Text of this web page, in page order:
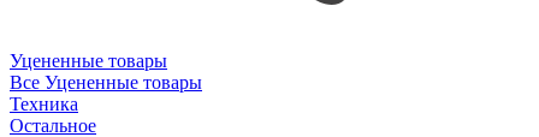
Уцененные товары
Все Уцененные товары
Техника
Остальное